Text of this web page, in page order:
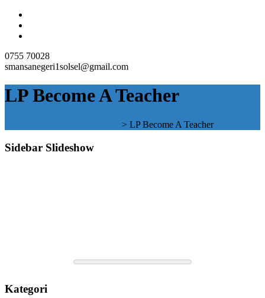
0755 70028
smansanegeri1solsel@gmail.com
LP Become A Teacher
> LP Become A Teacher
Sidebar Slideshow
Kategori